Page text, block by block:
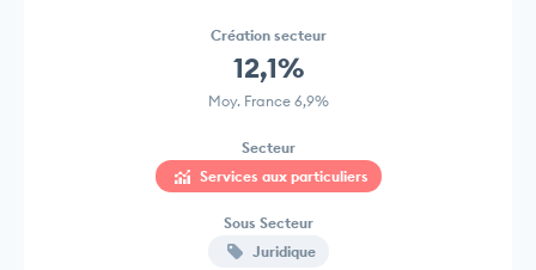
Création secteur
12,1%
Moy. France 6,9%
Secteur
Services aux particuliers
Sous Secteur
Juridique